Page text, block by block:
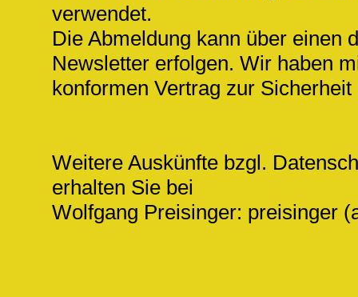
verwendet.
Die Abmeldung kann über einen
Newsletter erfolgen. Wir haben
konformen Vertrag zur
Weitere Auskünfte bzgl.
erhalten Sie bei
Wolfgang Preisinger: preisinger